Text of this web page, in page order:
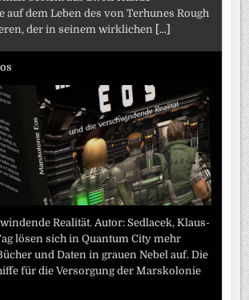
auf dem Leben des von Terhunes Rough
der in seinem wirklichen [...]
Realität. Autor: Sedlacek, Klaus-
lösen sich in Quantum City mehr
und Daten in grauen Nebel auf. Die
für die Versorgung der Marskolonie